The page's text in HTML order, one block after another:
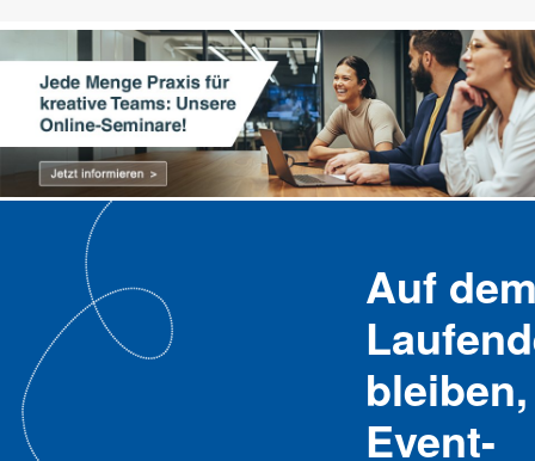
Auf
bleiben,
Event-